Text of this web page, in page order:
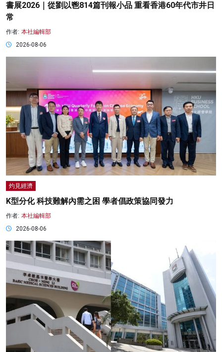
書展2026｜從劉以鬯814篇刊報小品 重看香港60年代市井日
常
作者: 本社編輯部
2026-08-06
灼見經濟
K型分化 科技難解內需之困 學者倡政策協同發力
作者: 本社編輯部
2026-08-06